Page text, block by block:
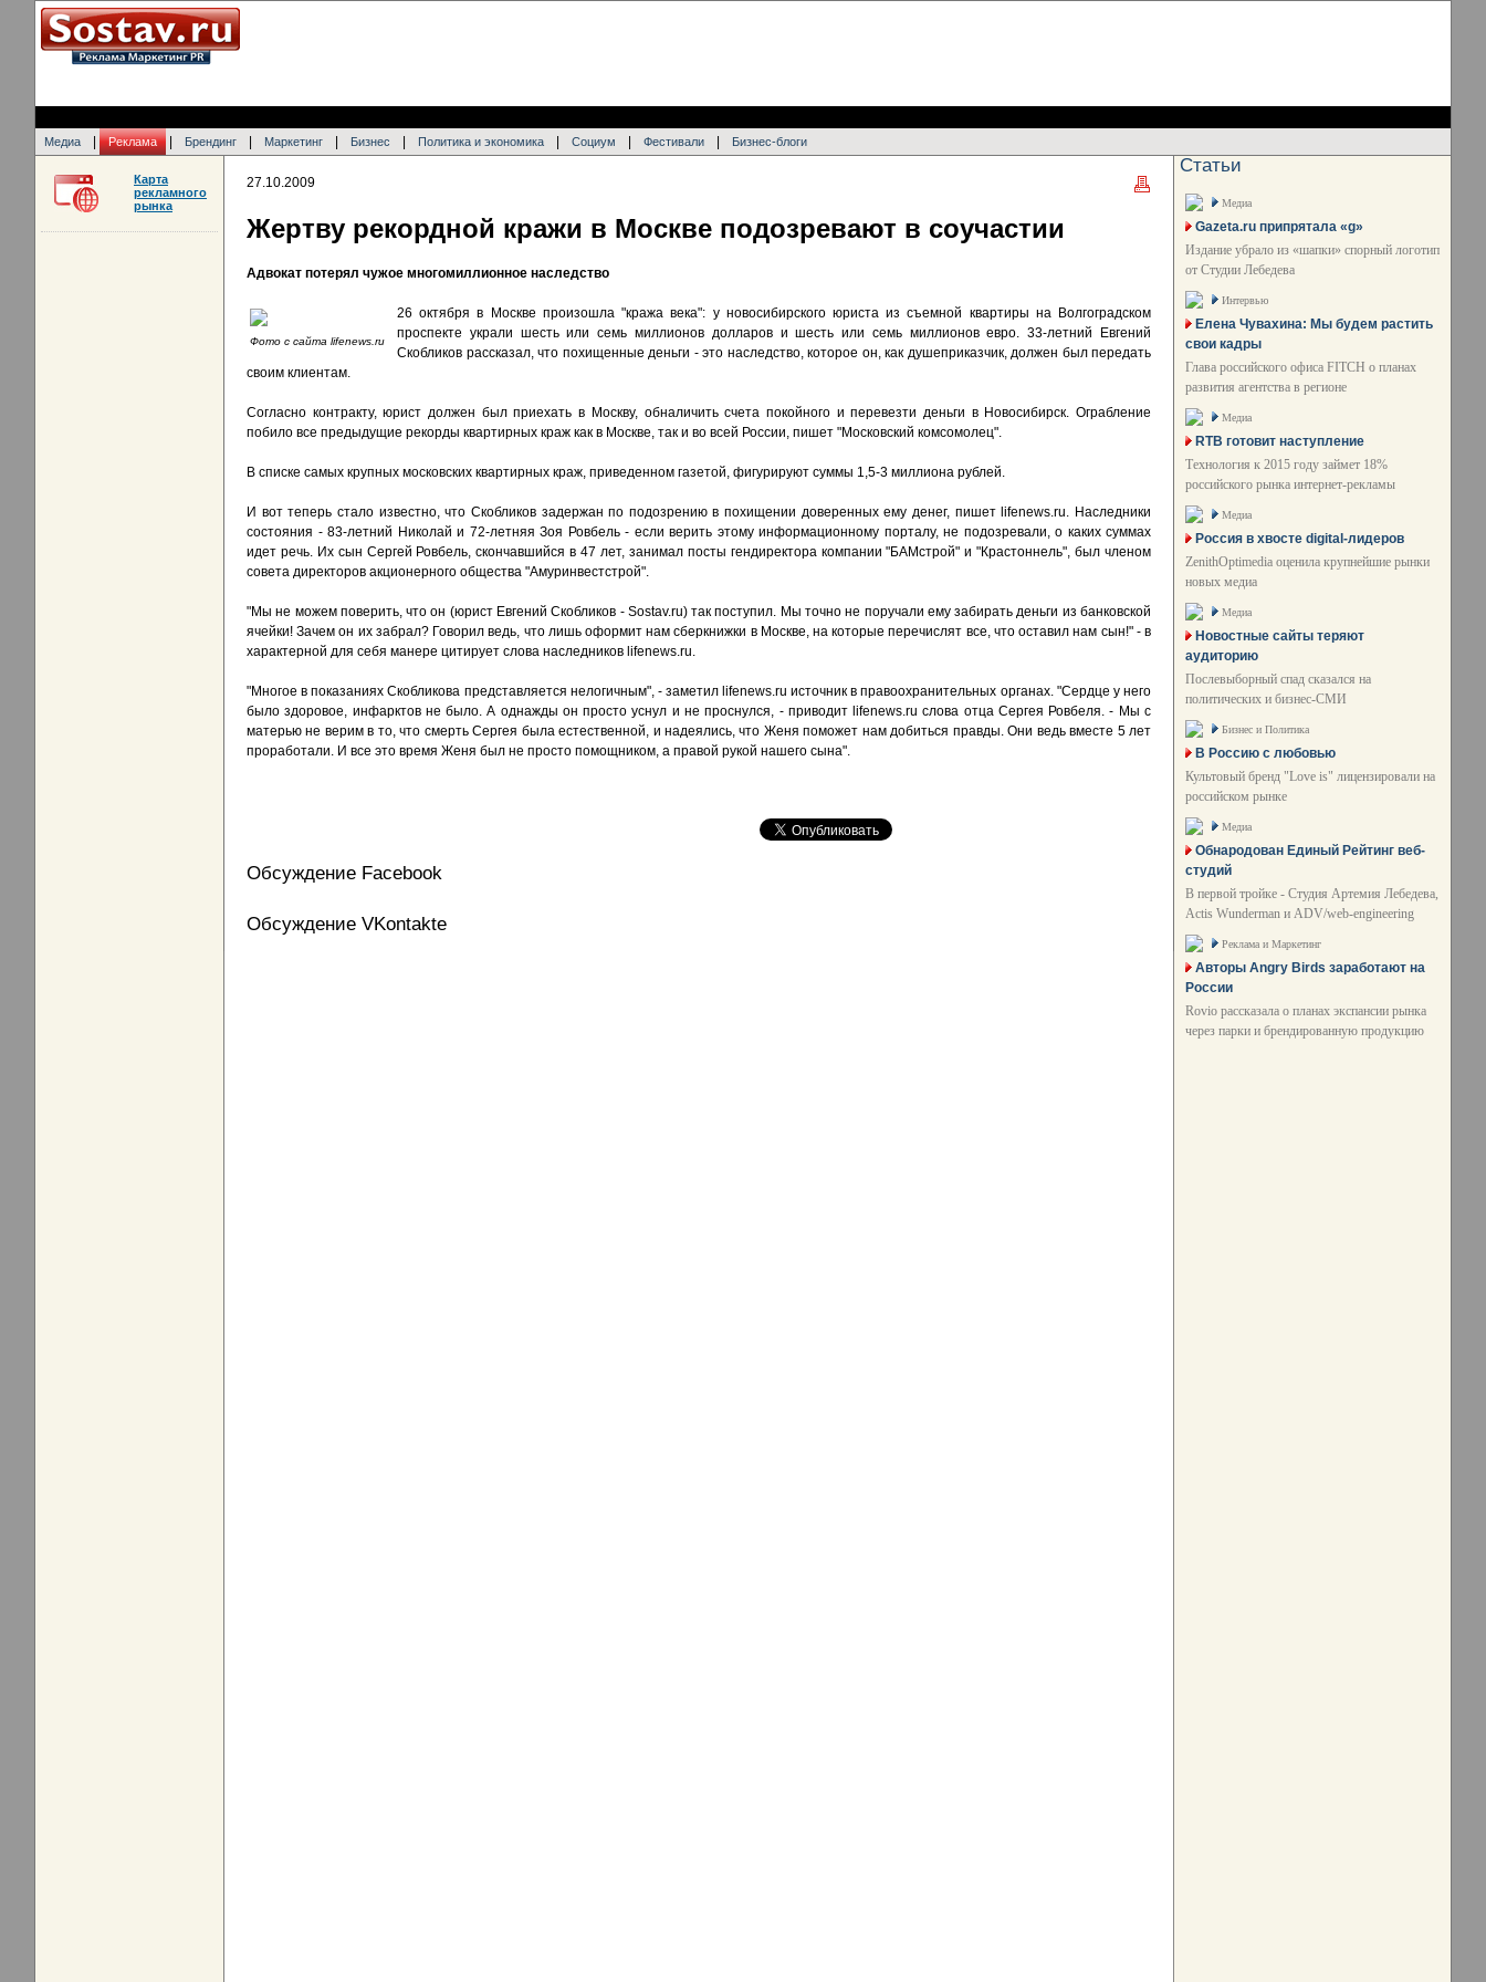
Медиа Реклама Брендинг Маркетинг Бизнес Политика и экономика Социум Фестивали Бизнес-блоги
27.10.2009
Жертву рекордной кражи в Москве подозревают в соучастии
Адвокат потерял чужое многомиллионное наследство
Фото с сайта lifenews.ru
26 октября в Москве произошла "кража века": у новосибирского юриста из съемной квартиры на Волгоградском
проспекте украли шесть или семь миллионов долларов и шесть или семь миллионов евро. 33-летний Евгений
Скобликов рассказал, что похищенные деньги - это наследство, которое он, как душеприказчик, должен был передать
своим клиентам.
Согласно контракту, юрист должен был приехать в Москву, обналичить счета покойного и перевезти деньги в Новосибирск. Ограбление
побило все предыдущие рекорды квартирных краж как в Москве, так и во всей России, пишет "Московский комсомолец".
В списке самых крупных московских квартирных краж, приведенном газетой, фигурируют суммы 1,5-3 миллиона рублей.
И вот теперь стало известно, что Скобликов задержан по подозрению в похищении доверенных ему денег, пишет lifenews.ru. Наследники
состояния - 83-летний Николай и 72-летняя Зоя Ровбель - если верить этому информационному порталу, не подозревали, о каких суммах
идет речь. Их сын Сергей Ровбель, скончавшийся в 47 лет, занимал посты гендиректора компании "БАМстрой" и "Крастоннель", был членом
совета директоров акционерного общества "Амуринвестстрой".
"Мы не можем поверить, что он (юрист Евгений Скобликов - Sostav.ru) так поступил. Мы точно не поручали ему забирать деньги из банковской
ячейки! Зачем он их забрал? Говорил ведь, что лишь оформит нам сберкнижки в Москве, на которые перечислят все, что оставил нам сын!" - в
характерной для себя манере цитирует слова наследников lifenews.ru.
"Многое в показаниях Скобликова представляется нелогичным", - заметил lifenews.ru источник в правоохранительных органах. "Сердце у него
было здоровое, инфарктов не было. А однажды он просто уснул и не проснулся, - приводит lifenews.ru слова отца Сергея Ровбеля. - Мы с
матерью не верим в то, что смерть Сергея была естественной, и надеялись, что Женя поможет нам добиться правды. Они ведь вместе 5 лет
проработали. И все это время Женя был не просто помощником, а правой рукой нашего сына".
Обсуждение Facebook
Обсуждение VKontakte
Карта
рекламного
рынка
Статьи
Медиа
Gazeta.ru припрятала «g»
Издание убрало из «шапки» спорный логотип
от Студии Лебедева
Интервью
Елена Чувахина: Мы будем растить
свои кадры
Глава российского офиса FITCH о планах
развития агентства в регионе
Медиа
RTB готовит наступление
Технология к 2015 году займет 18%
российского рынка интернет-рекламы
Медиа
Россия в хвосте digital-лидеров
ZenithOptimedia оценила крупнейшие рынки
новых медиа
Медиа
Новостные сайты теряют
аудиторию
Послевыборный спад сказался на
политических и бизнес-СМИ
Бизнес и Политика
В Россию с любовью
Культовый бренд "Love is" лицензировали на
российском рынке
Медиа
Обнародован Единый Рейтинг веб-
студий
В первой тройке - Студия Артемия Лебедева,
Actis Wunderman и ADV/web-engineering
Реклама и Маркетинг
Авторы Angry Birds заработают на
России
Rovio рассказала о планах экспансии рынка
через парки и брендированную продукцию